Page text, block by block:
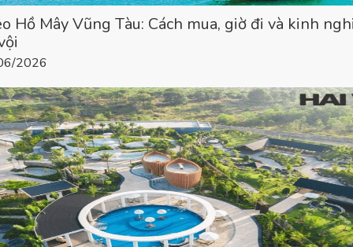
Hồ Mây Vũng Tàu: Cách mua, giờ đi và kinh
2026